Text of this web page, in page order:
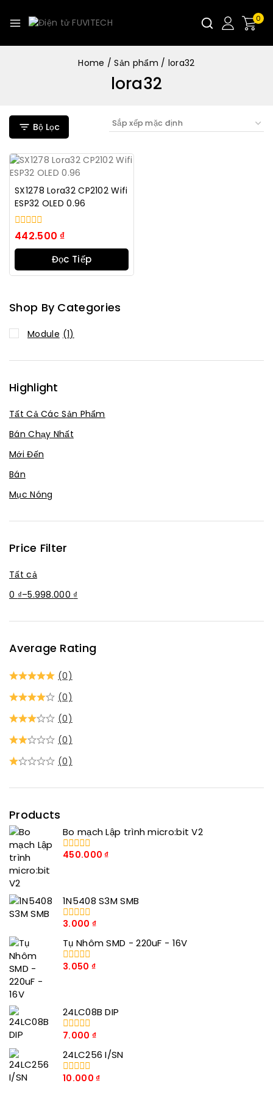
0
Home / Sản phẩm / lora32
lora32
Bộ Lọc
SX1278 Lora32 CP2102 Wifi
ESP32 OLED 0.96
0
trong
số
442.500 ₫
Đọc Tiếp
Shop By Categories
Module (1)
Highlight
Tất Cả Các Sản Phẩm
Bán Chạy Nhất
Mới Đến
Bán
Mục Nóng
Price Filter
Tất cả
0 ₫–5.998.000 ₫
Average Rating
(0)
(0)
(0)
(0)
(0)
Products
Bo mạch Lập trình micro:bit V2
0
450.000₫
1N5408 S3M SMB
0
số
5
3.000 ₫
Tụ Nhôm SMD - 220uF - 16V
0
3.050 ₫
24LC08B DIP
0
số
5
7.000 ₫
24LC256 I/SN
0
10.000₫